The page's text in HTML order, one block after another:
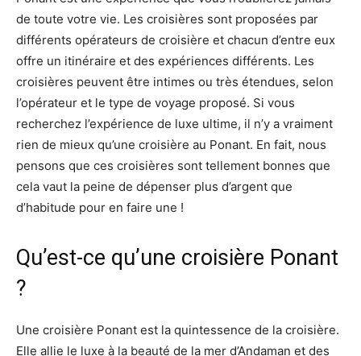
de toute votre vie. Les croisières sont proposées par
différents opérateurs de croisière et chacun d’entre eux
offre un itinéraire et des expériences différents. Les
croisières peuvent être intimes ou très étendues, selon
l’opérateur et le type de voyage proposé. Si vous
recherchez l’expérience de luxe ultime, il n’y a vraiment
rien de mieux qu’une croisière au Ponant. En fait, nous
pensons que ces croisières sont tellement bonnes que
cela vaut la peine de dépenser plus d’argent que
d’habitude pour en faire une !
Qu’est-ce qu’une croisière Ponant
?
Une croisière Ponant est la quintessence de la croisière.
Elle allie le luxe à la beauté de la mer d’Andaman et des